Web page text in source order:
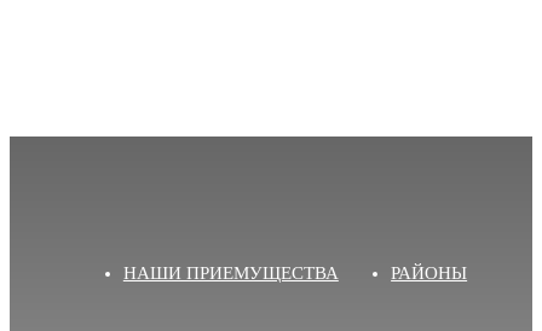
НАШИ ПРИЕМУЩЕСТВА РАЙОНЫ